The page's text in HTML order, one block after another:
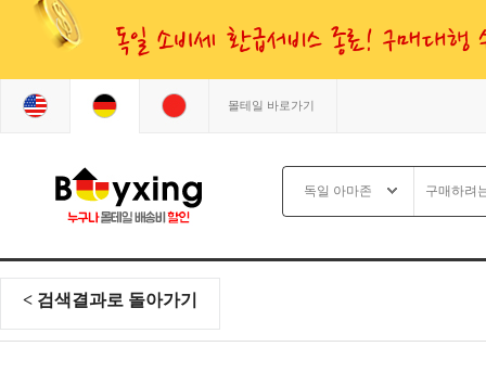
몰테일 바로가기
< 검색결과로 돌아가기